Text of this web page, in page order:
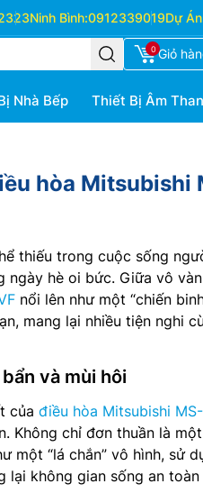
Ninh Bình:0912339019Dự
0 Giỏ
Nhà Bếp Thiết Bị Âm
hòa Mitsubishi
thiếu trong cuộc sống
ngày hè oi bức. Giữa vô
nổi lên như một “chiến
mang lại nhiều tiện nghi
và mùi hôi
của điều hòa Mitsubishi MS-
Không chỉ đơn thuần là
một “lá chắn” vô hình, sử
lại không gian sống an toàn